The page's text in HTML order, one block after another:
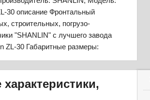
30 описание Фронтальный
строительных, погрузо-
"SHANLIN" с лучшего завода
ZL-30 Габаритные размеры: